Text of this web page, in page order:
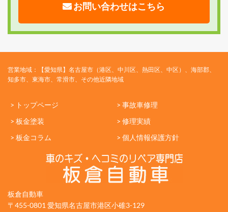
お問い合わせはこちら
営業地域：【愛知県】名古屋市（港区、中川区、熱田区、中区）、海部郡、
知多市、東海市、常滑市、その他近隣地域
> トップページ
> 事故車修理
> 板金塗装
> 修理実績
> 板金コラム
> 個人情報保護方針
板倉自動車
〒455-0801 愛知県名古屋市港区小碓3-129